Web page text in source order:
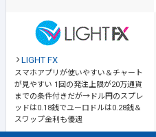
LIGHT FX
スマホアプリが使いやすい＆チャート
が見やすい 1回の発注上限が20万通貨
までの条件付きだが→ドル円のスプレ
ッドは0.18銭でユーロドルは0.28銭＆
スワップ金利も優遇